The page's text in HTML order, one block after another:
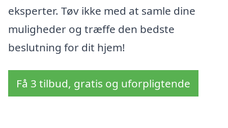
eksperter. Tøv ikke med at samle dine
muligheder og træffe den bedste
beslutning for dit hjem!
Få 3 tilbud, gratis og uforpligtende